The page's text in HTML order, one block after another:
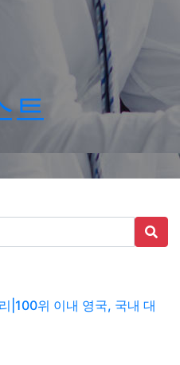
트
|100위 이내 영국, 국내 대